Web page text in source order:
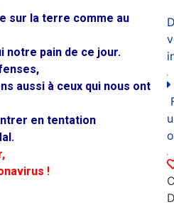
sur la terre comme au
notre pain de ce jour.
aussi à ceux qui nous ont
en tentation
!